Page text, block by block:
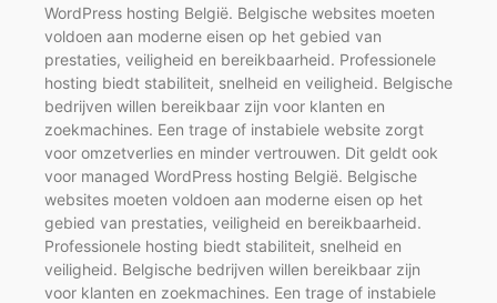
WordPress hosting België. Belgische websites moeten
voldoen aan moderne eisen op het gebied van
prestaties, veiligheid en bereikbaarheid. Professionele
hosting biedt stabiliteit, snelheid en veiligheid. Belgische
bedrijven willen bereikbaar zijn voor klanten en
zoekmachines. Een trage of instabiele website zorgt
voor omzetverlies en minder vertrouwen. Dit geldt ook
voor managed WordPress hosting België. Belgische
websites moeten voldoen aan moderne eisen op het
gebied van prestaties, veiligheid en bereikbaarheid.
Professionele hosting biedt stabiliteit, snelheid en
veiligheid. Belgische bedrijven willen bereikbaar zijn
voor klanten en zoekmachines. Een trage of instabiele